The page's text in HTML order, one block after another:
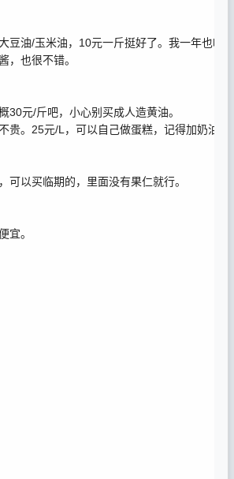
豆油/玉米油，10元一斤挺好了。我一年也吃
，也很不错。
30元/斤吧，小心别买成人造黄油。
贵。25元/L，可以自己做蛋糕，记得加奶油
可以买临期的，里面没有果仁就行。
宜。